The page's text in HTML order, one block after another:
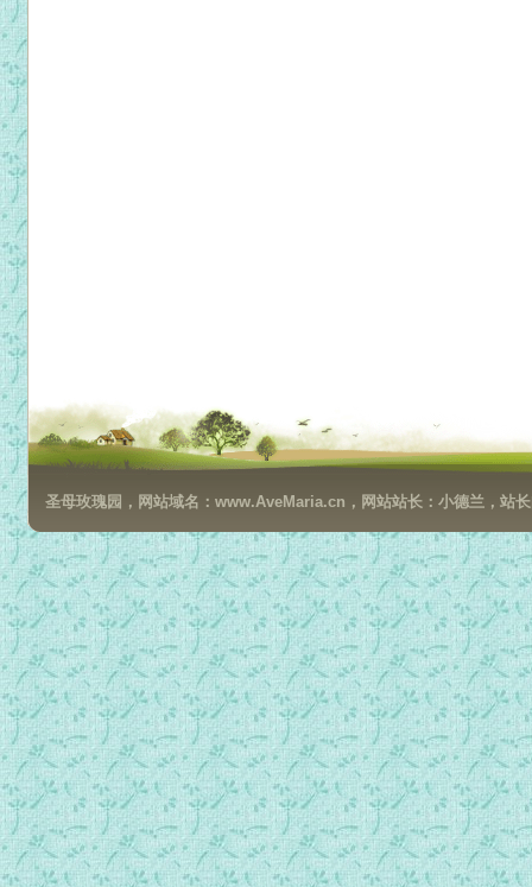
艾赛尼亚和平福音__第2册第5节-2.mp3
艾赛尼亚和平福音__第2册第5节-3.mp3
艾赛尼亚和平福音__第2册第6节-1.mp3
艾赛尼亚和平福音__第2册第6节-2.mp3
艾赛尼亚和平福音__第2册第7节-1.mp3
艾赛尼亚和平福音__第2册第7节-2.mp3
艾赛尼亚和平福音__第2册第7节-3.mp3
艾赛尼亚和平福音__第2册第7节-4.mp3
艾赛尼亚和平福音__第2册第7节-5.mp3
艾赛尼亚和平福音__第2册第7节-6.mp3
艾赛尼亚和平福音__第3册第1节.mp3
艾赛尼亚和平福音__第3册第2节.mp3
圣母玫瑰园，网站域名：www.AveMaria.cn，网站站长：小德兰，